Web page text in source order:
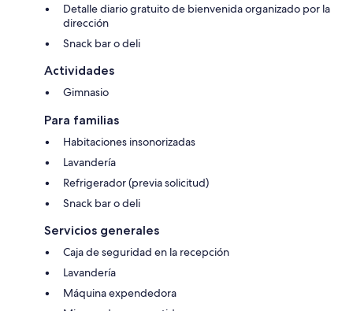
Detalle diario gratuito de bienvenida organizado por la
dirección
Snack bar o deli
Actividades
Gimnasio
Para familias
Habitaciones insonorizadas
Lavandería
Refrigerador (previa solicitud)
Snack bar o deli
Servicios generales
Caja de seguridad en la recepción
Lavandería
Máquina expendedora